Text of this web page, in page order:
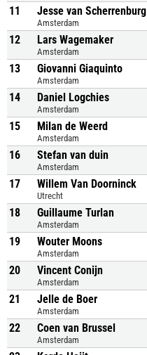
11 Jesse van Scherrenburg
Amsterdam
12 Lars Wagemaker
Amsterdam
13 Giovanni Giaquinto
Amsterdam
14 Daniel Logchies
Amsterdam
15 Milan de Weerd
Amsterdam
16 Stefan van duin
Amsterdam
17 Willem Van Doorninck
Utrecht
18 Guillaume Turlan
Amsterdam
19 Wouter Moons
Amsterdam
20 Vincent Conijn
Amsterdam
21 Jelle de Boer
Amsterdam
22 Coen van Brussel
Amsterdam